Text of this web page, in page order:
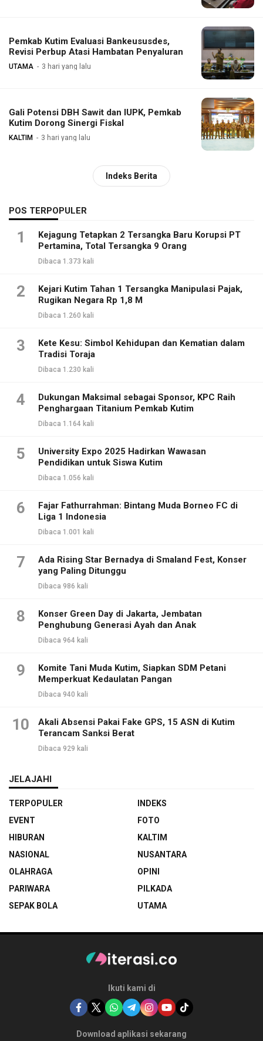
Pemkab Kutim Evaluasi Bankeususdes,
Revisi Perbup Atasi Hambatan Penyaluran
UTAMA 3 hari yang lalu
Gali Potensi DBH Sawit dan IUPK, Pemkab
Kutim Dorong Sinergi Fiskal
KALTIM 3 hari yang lalu
Indeks Berita
POS TERPOPULER
1
Kejagung Tetapkan 2 Tersangka Baru Korupsi PT
Pertamina, Total Tersangka 9 Orang
Dibaca 1.373 kali
2
Kejari Kutim Tahan 1 Tersangka Manipulasi Pajak,
Rugikan Negara Rp 1,8 M
Dibaca 1.260 kali
3
Kete Kesu: Simbol Kehidupan dan Kematian dalam
Tradisi Toraja
Dibaca 1.230 kali
4
Dukungan Maksimal sebagai Sponsor, KPC Raih
Penghargaan Titanium Pemkab Kutim
Dibaca 1.164 kali
5
University Expo 2025 Hadirkan Wawasan
Pendidikan untuk Siswa Kutim
Dibaca 1.056 kali
6
Fajar Fathurrahman: Bintang Muda Borneo FC di
Liga 1 Indonesia
Dibaca 1.001 kali
7
Ada Rising Star Bernadya di Smaland Fest, Konser
yang Paling Ditunggu
Dibaca 986 kali
8
Konser Green Day di Jakarta, Jembatan
Penghubung Generasi Ayah dan Anak
Dibaca 964 kali
9
Komite Tani Muda Kutim, Siapkan SDM Petani
Memperkuat Kedaulatan Pangan
Dibaca 940 kali
10
Akali Absensi Pakai Fake GPS, 15 ASN di Kutim
Terancam Sanksi Berat
Dibaca 929 kali
JELAJAHI
TERPOPULER
INDEKS
EVENT
FOTO
HIBURAN
KALTIM
NASIONAL
NUSANTARA
OLAHRAGA
OPINI
PARIWARA
PILKADA
SEPAK BOLA
UTAMA
Ikuti kami di
Download aplikasi sekarang